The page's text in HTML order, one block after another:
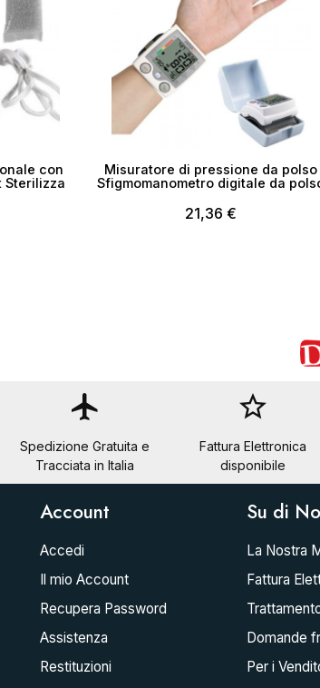
con
Sterilizza
Misuratore di pressione da polso
Sfigmomanometro digitale da
21,36 €
flight
Spedizione Gratuita e
Tracciata in Italia
star_border
Fattura Elettronica
disponibile
Account
Accedi
Il mio Account
Recupera Password
Assistenza
Restituzioni
Su di
La Nostra
Fattura
Domande
Per i